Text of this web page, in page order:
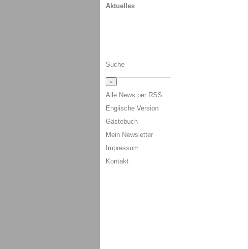
Aktuelles
Suche
Alle News per RSS
Englische Version
Gästebuch
Mein Newsletter
Impressum
Kontakt